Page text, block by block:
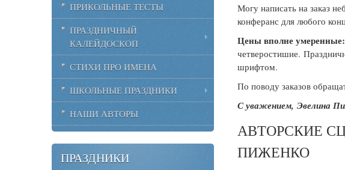
Могу написать на заказ
конферанс для любого
Цены вполне
четверостишие.
шрифтом.
По поводу заказов
С уважением, Эвелина
АВТОРСКИЕ
ПИЖЕНКО
ПРИКОЛЬНЫЕ ТЕСТЫ
ПРАЗДНИЧНЫЙ
КАЛЕЙДОСКОП
СТИХИ ПРО ИМЕНА
ШКОЛЬНЫЕ ПРАЗДНИКИ
НАШИ АВТОРЫ
ПРАЗДНИКИ